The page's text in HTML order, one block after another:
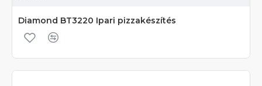
Diamond BT3220 Ipari pizzakészítés